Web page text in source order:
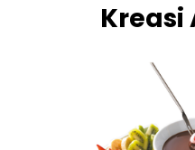
Kreasi